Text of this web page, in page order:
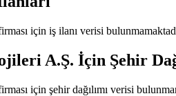
için iş ilanı verisi
A.Ş. İçin Şehir
için şehir dağılımı verisi